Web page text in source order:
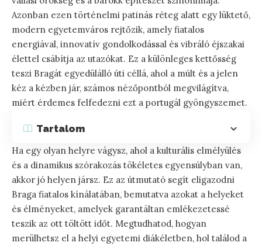
Azonban ezen történelmi patinás réteg alatt egy lüktető,
modern egyetemváros rejtőzik, amely fiatalos
energiával, innovatív gondolkodással és vibráló éjszakai
élettel csábítja az utazókat. Ez a különleges kettősség
teszi Bragát egyedülálló úti céllá, ahol a múlt és a jelen
kéz a kézben jár, számos nézőpontból megvilágítva,
miért érdemes felfedezni ezt a portugál gyöngyszemet.
Tartalom
Ha egy olyan helyre vágysz, ahol a kulturális elmélyülés
és a dinamikus szórakozás tökéletes egyensúlyban van,
akkor jó helyen jársz. Ez az útmutató segít eligazodni
Braga fiatalos kínálatában, bemutatva azokat a helyeket
és élményeket, amelyek garantáltan emlékezetessé
teszik az ott töltött időt. Megtudhatod, hogyan
merülhetsz el a helyi egyetemi diákéletben, hol találod a